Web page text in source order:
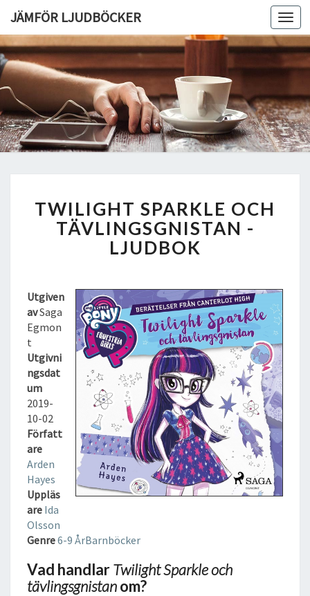
JÄMFÖR LJUDBÖCKER
W
I
L
I
T
S
P
A
R
K
L
E
O
C
H
T
Ä
V
S
TWILIGHT SPARKLE OCH
TÄVLINGSGNISTAN -
LJUDBOK
Utgiven
avSaga
Egmon
t
Utgivni
ngsdat
um
2019-
10-02
Författ
are
Arden
Hayes
Uppläs
are Ida
Olsson
Genre6-9 ÅrBarnböcker
Vad handlarTwilight Sparkle och
tävlingsgnistanom?